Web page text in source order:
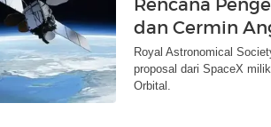
Rencana
dan Cermin
Royal Astronomical
proposal dari SpaceX
Orbital.